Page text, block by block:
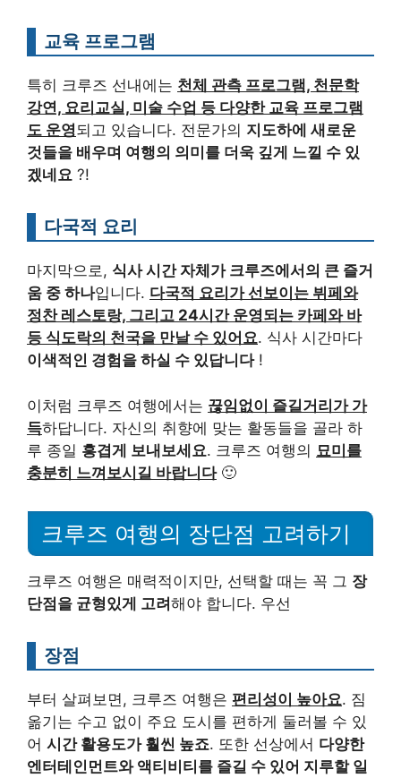
교육 프로그램
특히 크루즈 선내에는 천체 관측 프로그램, 천문학
강연, 요리교실, 미술 수업 등 다양한 교육 프로그램
도 운영되고 있습니다. 전문가의 지도하에 새로운
것들을 배우며 여행의 의미를 더욱 깊게 느낄 수 있
겠네요 ?!
다국적 요리
마지막으로, 식사 시간 자체가 크루즈에서의 큰 즐거
움 중 하나입니다. 다국적 요리가 선보이는 뷔페와
정찬 레스토랑, 그리고 24시간 운영되는 카페와 바
등 식도락의 천국을 만날 수 있어요. 식사 시간마다
이색적인 경험을 하실 수 있답니다!
이처럼 크루즈 여행에서는 끊임없이 즐길거리가 가
득하답니다. 자신의 취향에 맞는 활동들을 골라 하
루 종일 흥겹게 보내보세요. 크루즈 여행의 묘미를
충분히 느껴보시길 바랍니다🙂
크루즈 여행의 장단점 고려하기
크루즈 여행은 매력적이지만, 선택할 때는 꼭 그 장
단점을 균형있게 고려해야 합니다. 우선
장점
부터 살펴보면, 크루즈 여행은 편리성이 높아요. 짐
옮기는 수고 없이 주요 도시를 편하게 둘러볼 수 있
어 시간 활용도가 훨씬 높죠. 또한 선상에서 다양한
엔터테인먼트와 액티비티를 즐길 수 있어 지루할 일